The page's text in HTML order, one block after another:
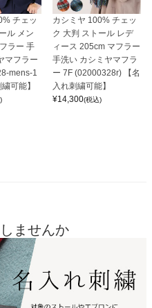
チェッ
ル メン
ラー 手
マフラー
mens-1
可能】
カシミヤ 100% チェッ
ク 大判 ストール レデ
ィース 205cm マフラー
手洗い カシミヤマフラ
ー 7F (02000328r) 【名
入れ刺繍可能】
¥14,300(税込)
ませんか